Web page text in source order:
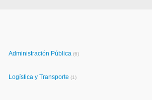
Administración Pública (6)
Logística y Transporte (1)